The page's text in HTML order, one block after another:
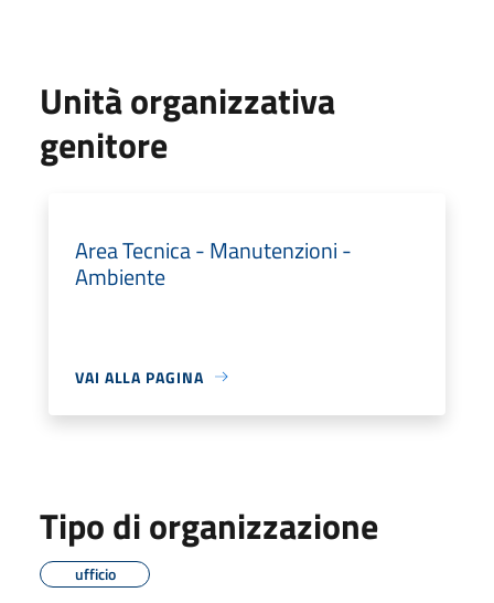
Unità organizzativa
genitore
Area Tecnica - Manutenzioni -
Ambiente
VAI ALLA PAGINA
Tipo di organizzazione
ufficio